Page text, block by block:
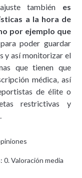
también es
a la hora de
por ejemplo que
para poder guardar
y así monitorizar el
que tienen que
médica, así
de élite o
restrictivas y
0. Valoración media